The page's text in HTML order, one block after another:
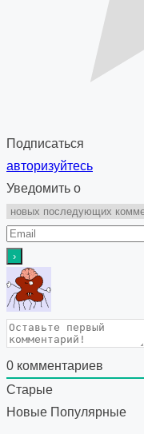
Подписаться
авторизуйтесь
Уведомить о
0 комментариев
Старые
Новые Популярные